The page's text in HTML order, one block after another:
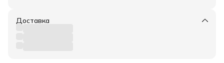
Доставка